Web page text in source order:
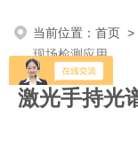
当前位置：首页
现场检测应用
激光手持光